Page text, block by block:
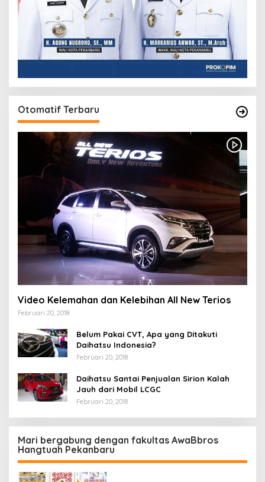
Otomatif Terbaru
Video Kelemahan dan Kelebihan All New Terios
Februari 20, 2018
Belum Pakai CVT, Apa yang Ditakuti
Daihatsu Indonesia?
Februari 20, 2018
Daihatsu Santai Penjualan Sirion Kalah
Jauh dari Mobil LCGC
Februari 20, 2018
Mari bergabung dengan fakultas AwaBbros
Hangtuah Pekanbaru